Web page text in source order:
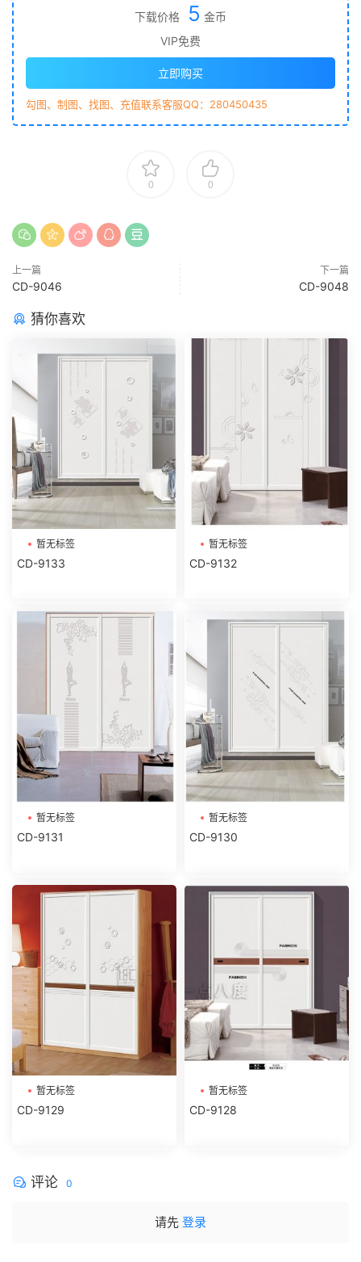
下载价格 5 金币
VIP免费
立即购买
勾图、制图、找图、充值联系客服QQ：280450435
0 0
上一篇
CD-9046
下一篇
CD-9048
猜你喜欢
暂无标签
CD-9133
暂无标签
CD-9132
暂无标签
CD-9131
暂无标签
CD-9130
暂无标签
CD-9129
暂无标签
CD-9128
评论 0
请先 登录